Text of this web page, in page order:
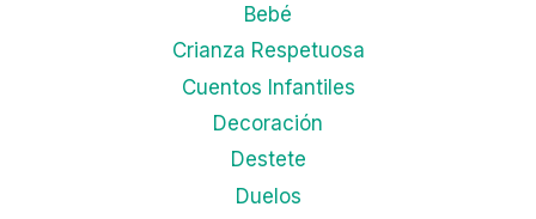
Bebé
Crianza Respetuosa
Cuentos Infantiles
Decoración
Destete
Duelos